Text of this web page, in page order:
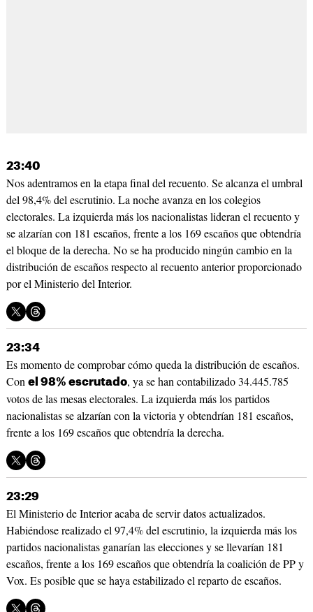
23:40
Nos adentramos en la etapa final del recuento. Se alcanza el umbral
del 98,4% del escrutinio. La noche avanza en los colegios
electorales. La izquierda más los nacionalistas lideran el recuento y
se alzarían con 181 escaños, frente a los 169 escaños que obtendría
el bloque de la derecha. No se ha producido ningún cambio en la
distribución de escaños respecto al recuento anterior proporcionado
por el Ministerio del Interior.
23:34
Es momento de comprobar cómo queda la distribución de escaños.
Con el 98% escrutado, ya se han contabilizado 34.445.785
votos de las mesas electorales. La izquierda más los partidos
nacionalistas se alzarían con la victoria y obtendrían 181 escaños,
frente a los 169 escaños que obtendría la derecha.
23:29
El Ministerio de Interior acaba de servir datos actualizados.
Habiéndose realizado el 97,4% del escrutinio, la izquierda más los
partidos nacionalistas ganarían las elecciones y se llevarían 181
escaños, frente a los 169 escaños que obtendría la coalición de PP y
Vox. Es posible que se haya estabilizado el reparto de escaños.